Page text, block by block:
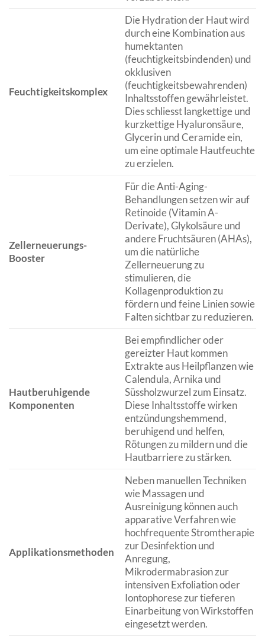
Feuchtigkeitskomplex
Die Hydration der Haut wird
durch eine Kombination aus
humektanten
(feuchtigkeitsbindenden) und
okklusiven
(feuchtigkeitsbewahrenden)
Inhaltsstoffen gewährleistet.
Dies schliesst langkettige und
kurzkettige Hyaluronsäure,
Glycerin und Ceramide ein,
um eine optimale Hautfeuchte
zu erzielen.
Zellerneuerungs-
Booster
Für die Anti-Aging-
Behandlungen setzen wir auf
Retinoide (Vitamin A-
Derivate), Glykolsäure und
andere Fruchtsäuren (AHAs),
um die natürliche
Zellerneuerung zu
stimulieren, die
Kollagenproduktion zu
fördern und feine Linien sowie
Falten sichtbar zu reduzieren.
Hautberuhigende
Komponenten
Bei empfindlicher oder
gereizter Haut kommen
Extrakte aus Heilpflanzen wie
Calendula, Arnika und
Süssholzwurzel zum Einsatz.
Diese Inhaltsstoffe wirken
entzündungshemmend,
beruhigend und helfen,
Rötungen zu mildern und die
Hautbarriere zu stärken.
Applikationsmethoden
Neben manuellen Techniken
wie Massagen und
Ausreinigung können auch
apparative Verfahren wie
hochfrequente Stromtherapie
zur Desinfektion und
Anregung,
Mikrodermabrasion zur
intensiven Exfoliation oder
Iontophorese zur tieferen
Einarbeitung von Wirkstoffen
eingesetzt werden.